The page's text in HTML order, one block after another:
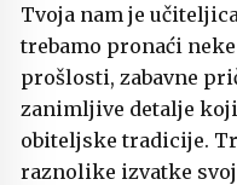
Tvoja nam je
trebamo pronaći
prošlosti, zabavne
zanimljive detalje
obiteljske tradicije.
raznolike izvatke